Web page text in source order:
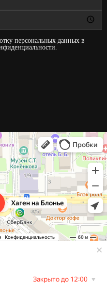
персональных данных в